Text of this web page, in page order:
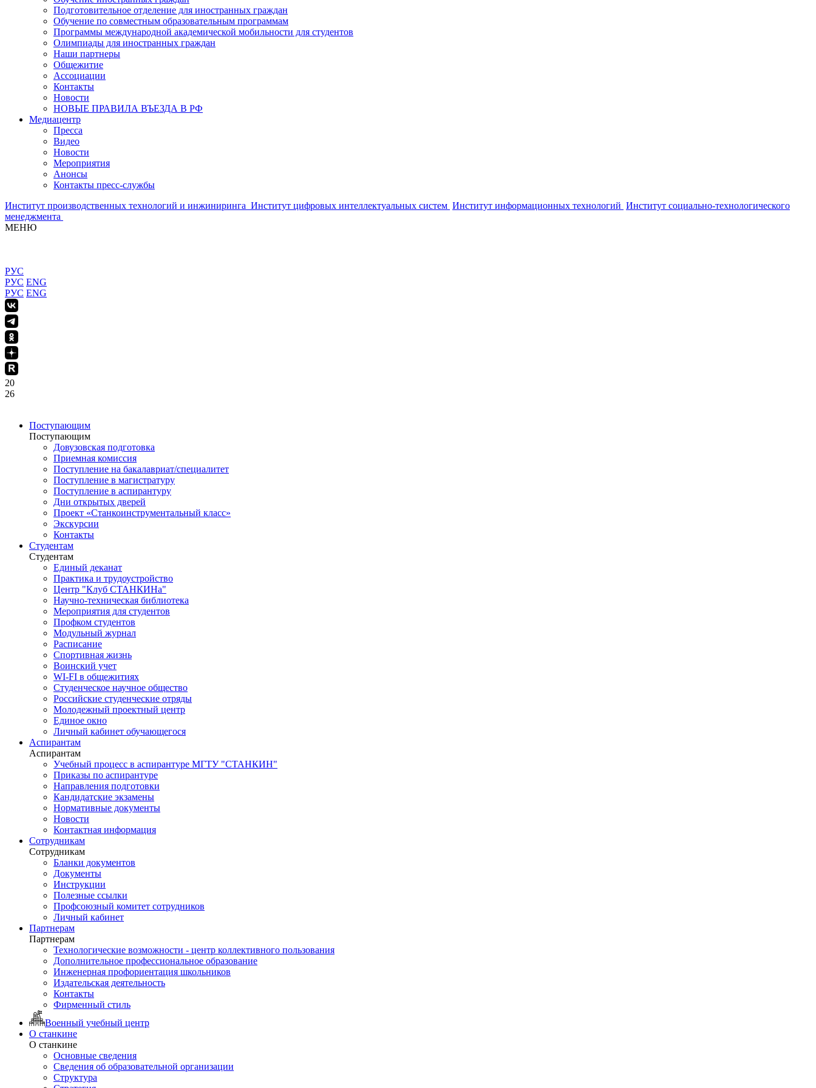
Подготовительное отделение для иностранных граждан
Обучение по совместным образовательным программам
Программы международной академической мобильности для студентов
Олимпиады для иностранных граждан
Наши партнеры
Общежитие
Ассоциации
Контакты
Новости
НОВЫЕ ПРАВИЛА ВЪЕЗДА В РФ
Медиацентр
Пресса
Видео
Новости
Мероприятия
Анонсы
Контакты пресс-службы
Институт производственных технологий и инжиниринга Институт цифровых интеллектуальных систем Институт информационных технологий Институт социально-технологического
менеджмента
МЕНЮ
РУС
РУС ENG
РУС ENG
20
26
Поступающим
Поступающим
Довузовская подготовка
Приемная комиссия
Поступление на бакалавриат/специалитет
Поступление в магистратуру
Поступление в аспирантуру
Дни открытых дверей
Проект «Станкоинструментальный класс»
Экскурсии
Контакты
Студентам
Студентам
Единый деканат
Практика и трудоустройство
Центр "Клуб СТАНКИНа"
Научно-техническая библиотека
Мероприятия для студентов
Профком студентов
Модульный журнал
Расписание
Спортивная жизнь
Воинский учет
WI-FI в общежитиях
Студенческое научное общество
Российские студенческие отряды
Молодежный проектный центр
Единое окно
Личный кабинет обучающегося
Аспирантам
Аспирантам
Учебный процесс в аспирантуре МГТУ "СТАНКИН"
Приказы по аспирантуре
Направления подготовки
Кандидатские экзамены
Нормативные документы
Новости
Контактная информация
Сотрудникам
Сотрудникам
Бланки документов
Документы
Инструкции
Полезные ссылки
Профсоюзный комитет сотрудников
Личный кабинет
Партнерам
Партнерам
Технологические возможности - центр коллективного пользования
Дополнительное профессиональное образование
Инженерная профориентация школьников
Издательская деятельность
Контакты
Фирменный стиль
Военный учебный центр
О станкине
О станкине
Основные сведения
Сведения об образовательной организации
Структура